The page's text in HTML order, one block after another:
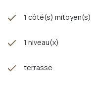
1 côté(s) mitoyen(s)
1 niveau(x)
terrasse